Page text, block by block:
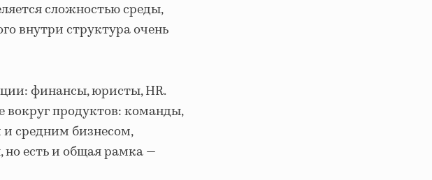
сложностью среды,
внутри структура очень
финансы, юристы, HR.
вокруг продуктов: команды,
средним бизнесом,
есть и общая рамка —